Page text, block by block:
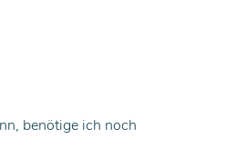
benötige ich noch